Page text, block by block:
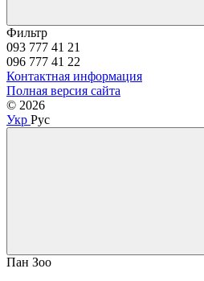
Фильтр
093 777 41 21
096 777 41 22
Контактная информация
Полная версия сайта
© 2026
Укр Рус
Пан Зоо